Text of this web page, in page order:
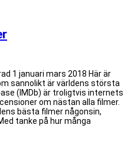
1 januari mars 2018 Här är
sannolikt är världens största
(IMDb) är troligtvis internets
om nästan alla filmer.
bästa filmer någonsin,
tanke på hur många